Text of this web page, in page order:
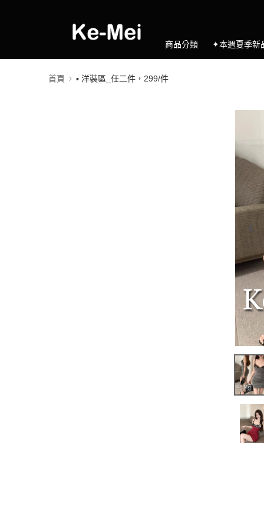
商品分類 ✦本週夏季新
首頁 ▪️ 洋裝區_任二件，299/件